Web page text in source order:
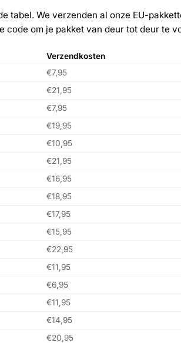
tabel. We verzenden al onze EU-
om je pakket van deur tot deur te
Verzendkosten
€7,95
€21,95
€7,95
€19,95
€10,95
€21,95
€16,95
€18,95
€17,95
€15,95
€22,95
€11,95
€6,95
€11,95
€14,95
€20,95